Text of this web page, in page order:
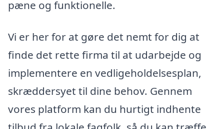
pæne og funktionelle.
Vi er her for at gøre det nemt for dig at
finde det rette firma til at udarbejde og
implementere en vedligeholdelsesplan,
skræddersyet til dine behov. Gennem
vores platform kan du hurtigt indhente